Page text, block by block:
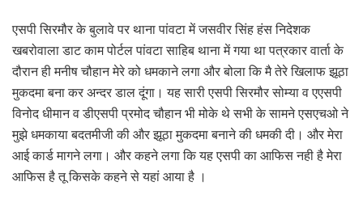
एसपी सिरमौर के बुलावे पर थाना पांवटा में जसवीर सिंह हंस निदेशक
खबरोवाला डाट काम पोर्टल पांवटा साहिब थाना में गया था पत्रकार वार्ता के
दौरान ही मनीष चौहान मेरे को धमकाने लगा और बोला कि मै तेरे खिलाफ झूठा
मुकदमा बना कर अन्दर डाल दूंगा। यह सारी एसपी सिरमौर सोम्या व एएसपी
विनोद धीमान व डीएसपी प्रमोद चौहान भी मोके थे सभी के सामने एसएचओ ने
मुझे धमकाया बदतमीजी की और झूठा मुकदमा बनाने की धमकी दी। और मेरा
आई कार्ड मागने लगा। और कहने लगा कि यह एसपी का आफिस नही है मेरा
आफिस है तू किसके कहने से यहां आया है ।